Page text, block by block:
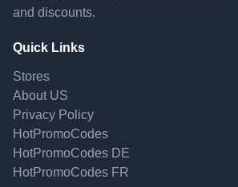
and discounts.
Quick Links
Stores
About US
Privacy Policy
HotPromoCodes
HotPromoCodes DE
HotPromoCodes FR